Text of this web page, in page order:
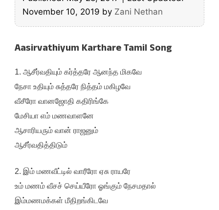
November 10, 2019 by Zani Nethan
Aasirvathiyum Karthare Tamil Song
1. ஆசீர்வதியும் கர்த்தரே ஆனந்த மிகவே
நேசா உதியும் சுத்தரே நித்தம் மகிழவே
வீசீரோ வானஜோதி கதிரிங்கே
மேசியா எம் மணவாளனே
ஆசாரியரும் வான் ராஜனும்
ஆசீர்வதித்திடும்
2. இம் மணவீட்டில் வாரீரோ ஏசு ராயரே
உம் மணம் வீசச் செய்யீரோ ஓங்கும் நேசமதால்
இம்மணமக்கள் மீதிறங்கிடவே